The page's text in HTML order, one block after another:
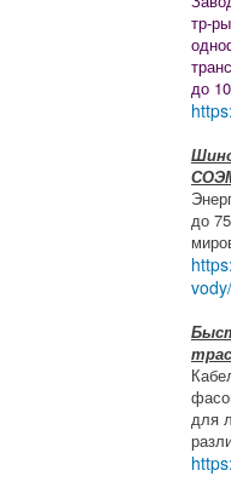
тр-
до
до
vody/
для